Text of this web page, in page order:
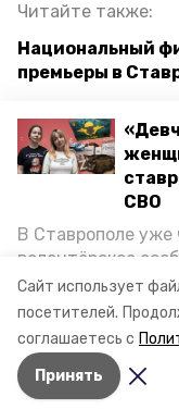
Сайт использует
посетителей.
соглашаетесь с
Принять
СВО
В Ставрополе уже
волонтёрское
организуют
участников
на передовую.
создавали
масштабную акцию
Читайте также:
Национальный
премьеры в
Глава
представленных
Компенсации за
у губернатора
СВО
ставропольский
фонд «защитники